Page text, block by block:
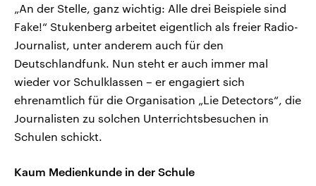
„An der Stelle, ganz wichtig: Alle drei Beispiele sind
Fake!“ Stukenberg arbeitet eigentlich als freier Radio-
Journalist, unter anderem auch für den
Deutschlandfunk. Nun steht er auch immer mal
wieder vor Schulklassen – er engagiert sich
ehrenamtlich für die Organisation „Lie Detectors“, die
Journalisten zu solchen Unterrichtsbesuchen in
Schulen schickt.
Kaum Medienkunde in der Schule